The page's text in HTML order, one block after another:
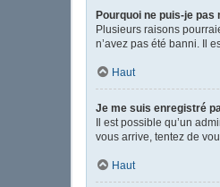
Pourquoi ne puis-je pas
Plusieurs raisons
n’avez pas été banni. Il
Haut
Je me suis enregistré
Il est possible qu’un
vous arrive, tentez de
Haut